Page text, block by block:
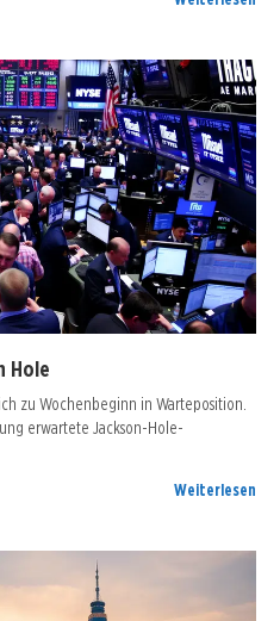
Hole
zu Wochenbeginn in Warteposition.
erwartete Jackson-Hole-
Weiterlesen